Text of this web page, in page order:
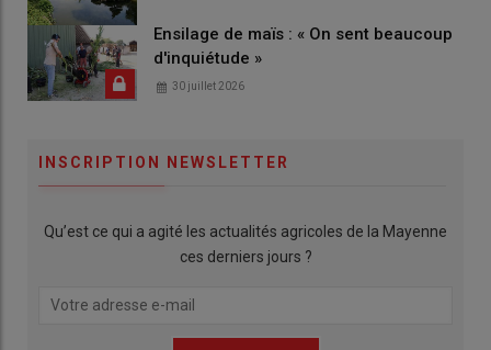
Ensilage de maïs : « On sent beaucoup
d'inquiétude »
30 juillet 2026
INSCRIPTION NEWSLETTER
Qu’est ce qui a agité les actualités agricoles de la Mayenne
ces derniers jours ?